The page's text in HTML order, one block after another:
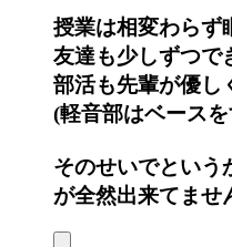
授業は相変わらず
友達も少しずつで
部活も先輩が優し
(軽音部はベース
そのせいでという
が全然出来てませ